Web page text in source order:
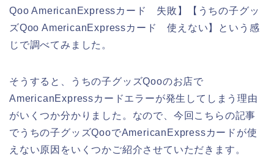
Qoo AmericanExpressカード 失敗】【うちの子グッ
ズQoo AmericanExpressカード 使えない】という感
じで調べてみました。
そうすると、うちの子グッズQooのお店で
AmericanExpressカードエラーが発生してしまう理由
がいくつか分かりました。なので、今回こちらの記事
でうちの子グッズQooでAmericanExpressカードが使
えない原因をいくつかご紹介させていただきます。